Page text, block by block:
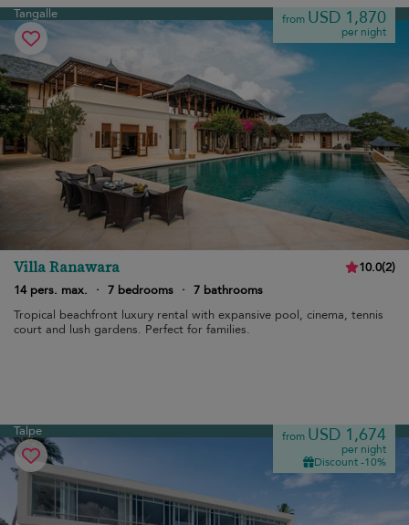
Tangalle from USD 1,870
per night
Villa Ranawara 10.0(2)
14 pers. max.
· 7 bedrooms · 7 bathrooms
Tropical beachfront luxury rental with expansive pool, cinema, tennis
court and lush gardens. Perfect for families.
Talpe from USD 1,674
per night
Discount -10%